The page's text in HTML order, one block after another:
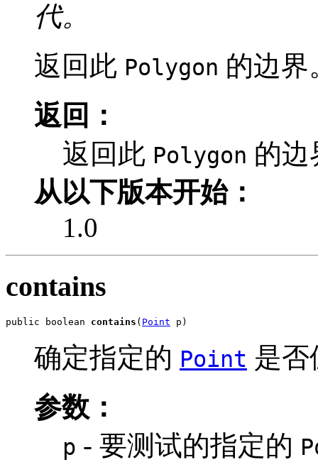
代。
返回此 Polygon 的边界
返回：
返回此 Polygon 的边
从以下版本开始：
1.0
contains
public boolean contains ( Point p)
确定指定的 Point 是
参数：
p - 要测试的指定的